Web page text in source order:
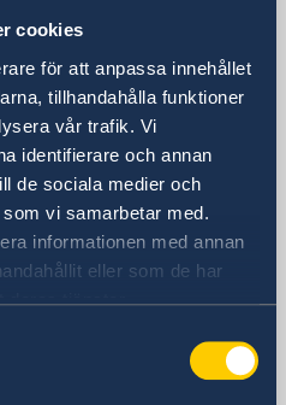
cookies
för att anpassa innehållet
tillhandahålla funktioner
vår trafik. Vi
identifierare och annan
de sociala medier och
vi samarbetar med.
informationen med annan
eller som de har
deras tjänster.
Boulevard